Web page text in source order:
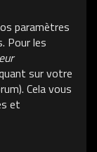
paramètres
Pour les
sur votre
Cela vous
et